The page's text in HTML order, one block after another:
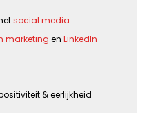
social media
marketing en LinkedIn
& eerlijkheid